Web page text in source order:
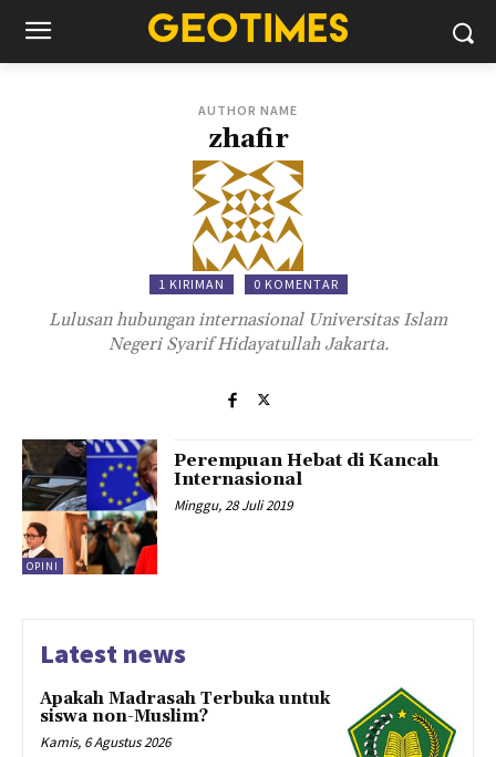
AUTHOR NAME
zhafir
1 KIRIMAN 0 KOMENTAR
Lulusan hubungan internasional Universitas Islam
Negeri Syarif Hidayatullah Jakarta.
OPINI
Perempuan Hebat di Kancah
Internasional
Minggu, 28 Juli 2019
Latest news
Apakah Madrasah Terbuka untuk
siswa non-Muslim?
Kamis, 6 Agustus 2026